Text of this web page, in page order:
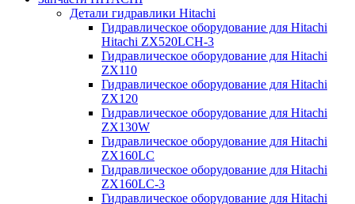
Детали гидравлики Hitachi
Гидравлическое оборудование для Hitachi
Hitachi ZX520LCH-3
Гидравлическое оборудование для Hitachi
ZX110
Гидравлическое оборудование для Hitachi
ZX120
Гидравлическое оборудование для Hitachi
ZX130W
Гидравлическое оборудование для Hitachi
ZX160LC
Гидравлическое оборудование для Hitachi
ZX160LC-3
Гидравлическое оборудование для Hitachi